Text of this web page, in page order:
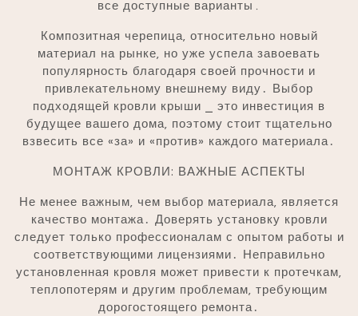
все доступные варианты․
Композитная черепица‚ относительно новый
материал на рынке‚ но уже успела завоевать
популярность благодаря своей прочности и
привлекательному внешнему виду․ Выбор
подходящей кровли крыши ⎯ это инвестиция в
будущее вашего дома‚ поэтому стоит тщательно
взвесить все «за» и «против» каждого материала․
МОНТАЖ КРОВЛИ: ВАЖНЫЕ АСПЕКТЫ
Не менее важным‚ чем выбор материала‚ является
качество монтажа․ Доверять установку кровли
следует только профессионалам с опытом работы и
соответствующими лицензиями․ Неправильно
установленная кровля может привести к протечкам‚
теплопотерям и другим проблемам‚ требующим
дорогостоящего ремонта․